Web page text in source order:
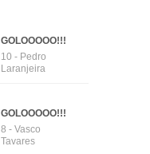
GOLOOOOO!!!
10 - Pedro
Laranjeira
GOLOOOOO!!!
8 - Vasco
Tavares